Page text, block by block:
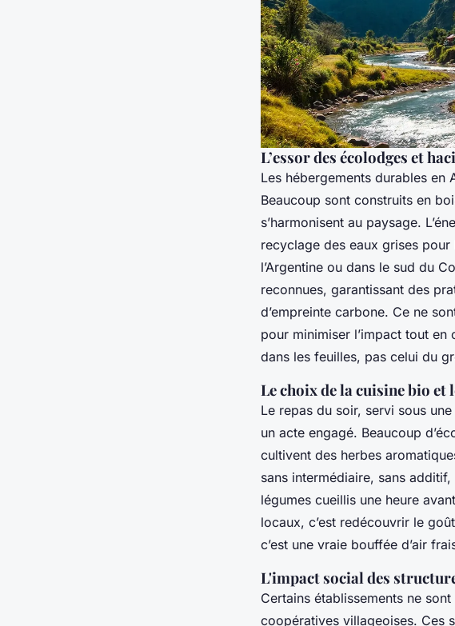
L’essor des écolodges et
Les hébergements durables
Beaucoup sont construits en
s’harmonisent au paysage.
recyclage des eaux grises
l’Argentine ou dans le sud du
reconnues, garantissant des
d’empreinte carbone. Ce ne
pour minimiser l’impact tout
dans les feuilles, pas celui du
Le choix de la cuisine bio et
Le repas du soir, servi sous
un acte engagé. Beaucoup
cultivent des herbes
sans intermédiaire, sans
légumes cueillis une heure
locaux, c’est redécouvrir le
c’est une vraie bouffée d’air
L'impact social des
Certains établissements ne
coopératives villageoises. Ces